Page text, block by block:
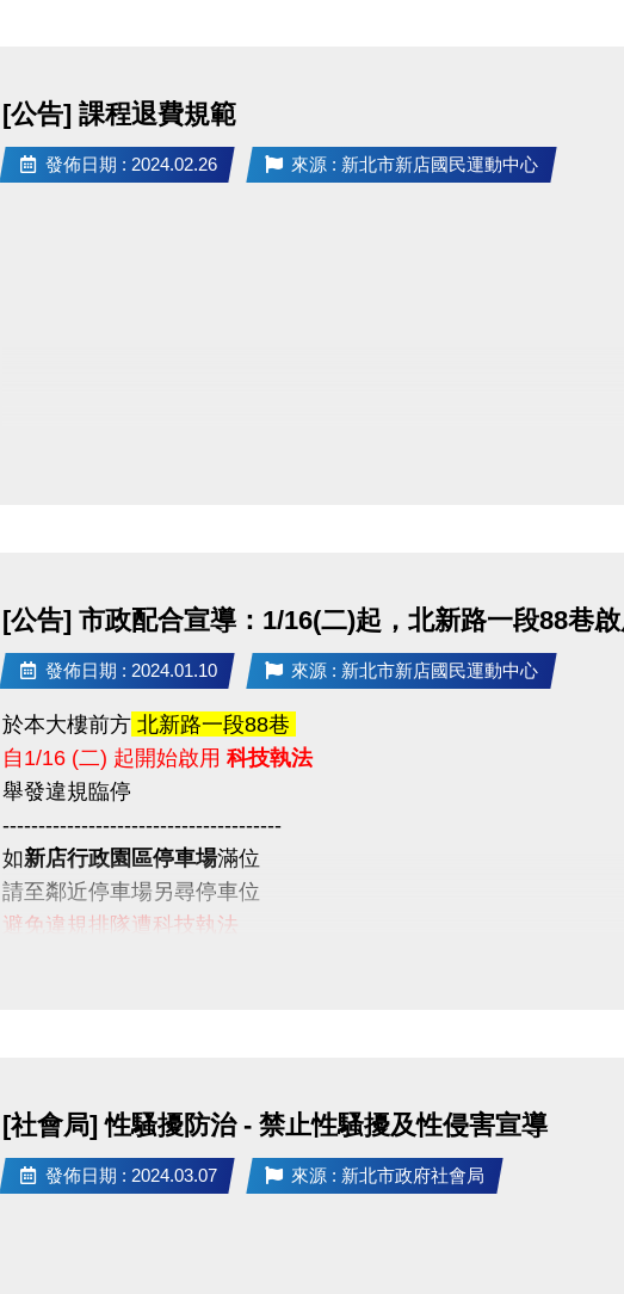
如陪同者無法依規定陪同，請學員於課程結束後離場。
▲泳池內設有親子更衣室。
[公告] 課程退費規範
發佈日期 : 2024.02.26 來源 : 新北市新店國民運動中心
[公告] 市政配合宣導：1/16(二)起，北新路一段88巷
發佈日期 : 2024.01.10 來源 : 新北市新店國民運動中心
於本大樓前方北新路一段88巷
自1/16 (二) 起開始啟用 科技執法
舉發違規臨停
---------------------------------------
如新店行政園區停車場滿位
請至鄰近停車場另尋停車位
避免違規排隊遭科技執法
[社會局] 性騷擾防治 - 禁止性騷擾及性侵害宣導
發佈日期 : 2024.03.07 來源 : 新北市政府社會局